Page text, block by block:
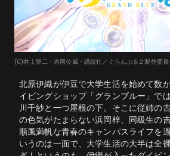
(C)井上堅二・吉岡公威・講談社／ぐらんぶる２製作委員
北原伊織が伊豆で大学生活を始めて数
イビングショップ「グランブルー」で
川千紗と一つ屋根の下。そこに従姉の
の色気がたまらない浜岡梓、同級生の
順風満帆な青春のキャンパスライフを
いうのは一面で、大学生活の大半は全